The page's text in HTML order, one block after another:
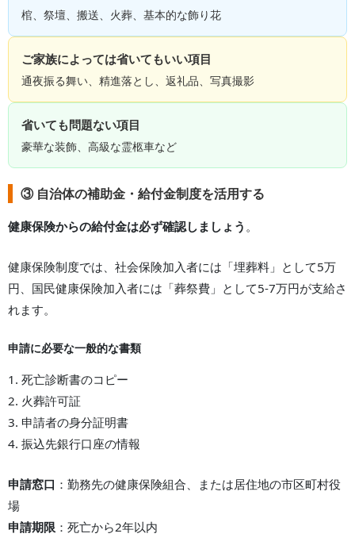
棺、祭壇、搬送、火葬、基本的な飾り花
ご家族によっては省いてもいい項目
通夜振る舞い、精進落とし、返礼品、写真撮影
省いても問題ない項目
豪華な装飾、高級な霊柩車など
③ 自治体の補助金・給付金制度を活用する
健康保険からの給付金は必ず確認しましょう 。
健康保険制度では、社会保険加入者には「埋葬料」として5万
円、国民健康保険加入者には「葬祭費」として5-7万円が支給さ
れます。
申請に必要な一般的な書類
1. 死亡診断書のコピー
2. 火葬許可証
3. 申請者の身分証明書
4. 振込先銀行口座の情報
申請窓口 ：勤務先の健康保険組合、または居住地の市区町村役
場
申請期限 ：死亡から2年以内